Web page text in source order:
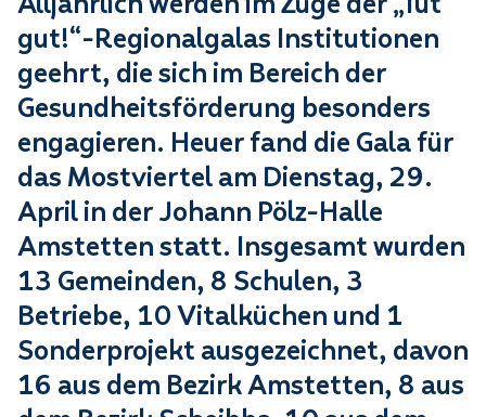
gut!“-Regionalgalas Institutionen
geehrt, die sich im Bereich der
Gesundheitsförderung besonders
engagieren. Heuer fand die Gala für
das Mostviertel am Dienstag, 29.
April in der Johann Pölz-Halle
Amstetten statt. Insgesamt wurden
13 Gemeinden, 8 Schulen, 3
Betriebe, 10 Vitalküchen und 1
Sonderprojekt ausgezeichnet, davon
16 aus dem Bezirk Amstetten, 8 aus